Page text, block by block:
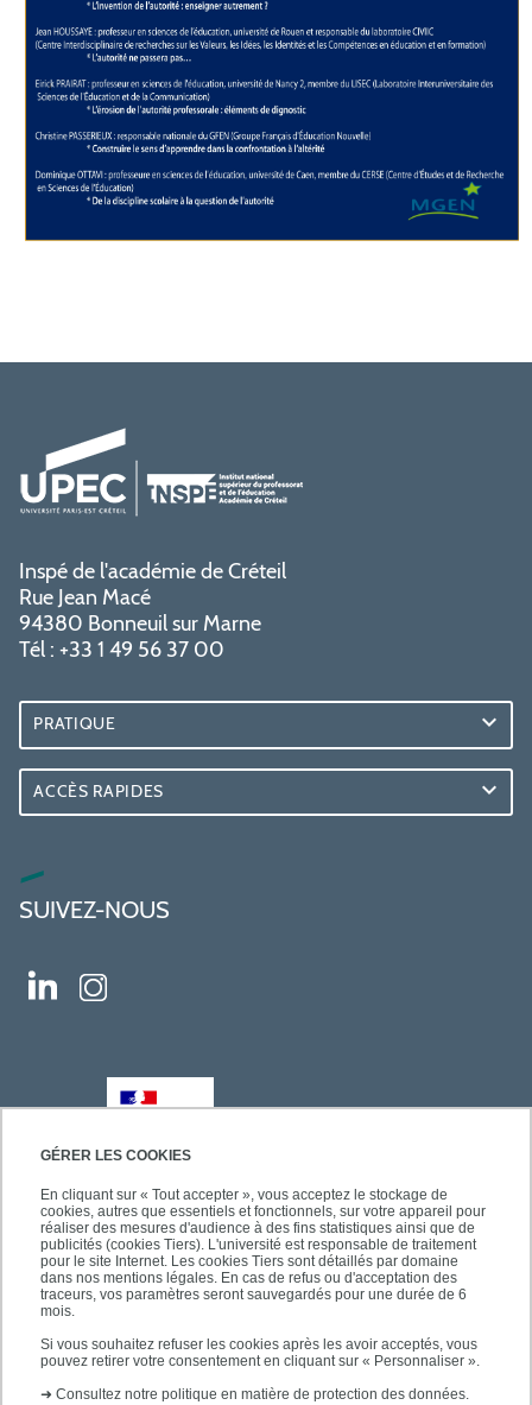
GÉRER LES COOKIES
En cliquant sur « Tout accepter », vous acceptez le stockage de
cookies, autres que essentiels et fonctionnels, sur votre appareil pour
réaliser des mesures d'audience à des fins statistiques ainsi que de
publicités (cookies Tiers). L'université est responsable de traitement
pour le site Internet. Les cookies Tiers sont détaillés par domaine
dans nos mentions légales. En cas de refus ou d'acceptation des
traceurs, vos paramètres seront sauvegardés pour une durée de 6
mois.
Si vous souhaitez refuser les cookies après les avoir acceptés, vous
pouvez retirer votre consentement en cliquant sur « Personnaliser ».
➜ Consultez notre politique en matière de protection des données.
Inspé de l'académie de Créteil
Rue Jean Macé
94380 Bonneuil sur Marne
Tél : +33 1 49 56 37 00
PRATIQUE
ACCÈS RAPIDES
SUIVEZ-NOUS